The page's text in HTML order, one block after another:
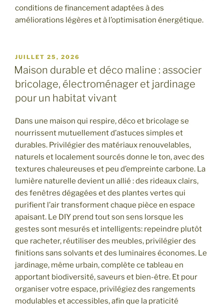
conditions de financement adaptées à des
améliorations légères et à l’optimisation énergétique.
PUBLIÉ
LE
JUILLET 25, 2026
Maison durable et déco maline : associer
bricolage, électroménager et jardinage
pour un habitat vivant
Dans une maison qui respire, déco et bricolage se
nourrissent mutuellement d’astuces simples et
durables. Privilégier des matériaux renouvelables,
naturels et localement sourcés donne le ton, avec des
textures chaleureuses et peu d’empreinte carbone. La
lumière naturelle devient un allié : des rideaux clairs,
des fenêtres dégagées et des plantes vertes qui
purifient l’air transforment chaque pièce en espace
apaisant. Le DIY prend tout son sens lorsque les
gestes sont mesurés et intelligents: repeindre plutôt
que racheter, réutiliser des meubles, privilégier des
finitions sans solvants et des luminaires économes. Le
jardinage, même urbain, complète ce tableau en
apportant biodiversité, saveurs et bien-être. Et pour
organiser votre espace, privilégiez des rangements
modulables et accessibles, afin que la praticité